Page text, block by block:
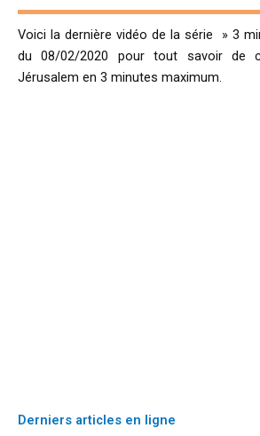
Voici la dernière vidéo de la série » 3
du 08/02/2020 pour tout savoir de
Jérusalem en 3 minutes maximum.
Derniers articles en ligne